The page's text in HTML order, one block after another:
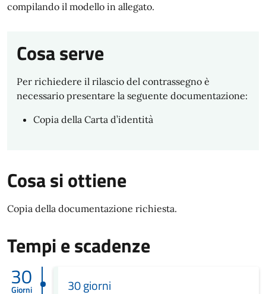
compilando il modello in allegato.
Cosa serve
Per richiedere il rilascio del contrassegno è
necessario presentare la seguente documentazione:
Copia della Carta d’identità
Cosa si ottiene
Copia della documentazione richiesta.
Tempi e scadenze
30
Giorni 30 giorni